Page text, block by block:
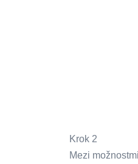
Krok 2
Mezi